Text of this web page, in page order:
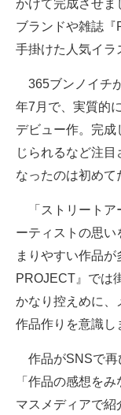
かけて完成させま
ブランドや雑誌
手掛けた人気イラ
365ブンノイチ
年7月で、実質的
デビュー作。完
じられるなど注
なったのは初めて
「ストリートア
ーティストの思い
まりやすい作品
PROJECT』では
かなり控えめに、
作品作りを意識し
作品がSNSで再
「作品の感想を
マスメディアで紹